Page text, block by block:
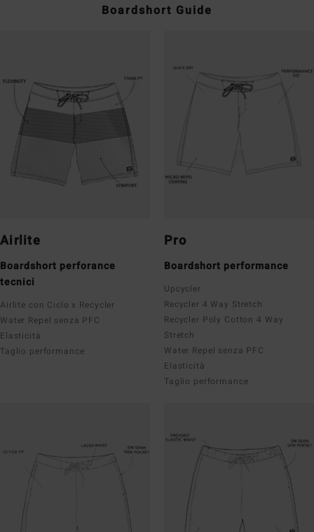
Boardshort Guide
Airlite
Boardshort perforance
tecnici
Airlite con Ciclo x Recycler
Water Repel senza PFC
Elasticità
Taglio performance
Pro
Boardshort performance
Upcycler
Recycler 4 Way Stretch
Recycler Poly Cotton 4 Way
Stretch
Water Repel senza PFC
Elasticità
Taglio performance